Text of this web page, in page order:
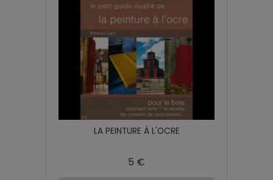
LA PEINTURE À L'OCRE
5 €